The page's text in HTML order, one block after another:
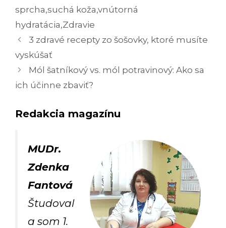
sprcha,suchá koža,vnútorná
hydratácia,Zdravie
Navigácia
článkami
3 zdravé recepty zo šošovky, ktoré musíte
vyskúšať
Mól šatníkový vs. mól potravinový: Ako sa
ich účinne zbaviť?
Redakcia magazínu
MUDr.
Zdenka
Fantová
Študoval
a som 1.